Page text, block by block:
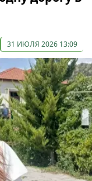
31 ИЮЛЯ 2026 13:09